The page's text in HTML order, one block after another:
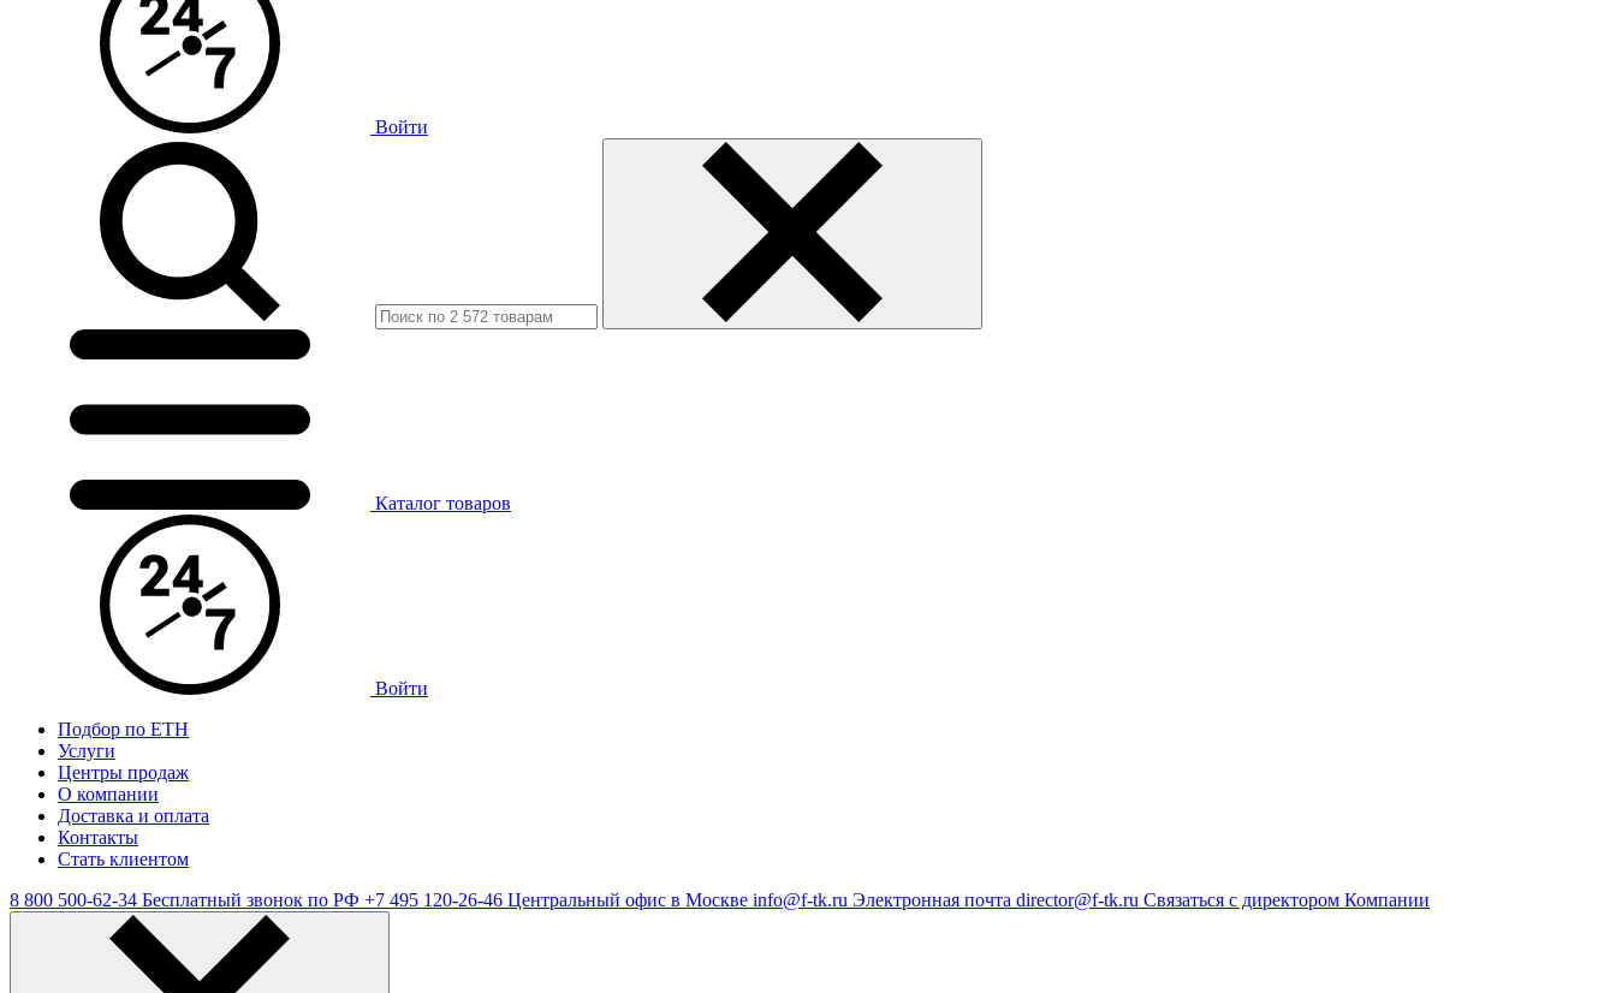
Войти
Каталог товаров
Войти
Подбор по ЕТН
Услуги
Центры продаж
О компании
Доставка и оплата
Контакты
Стать клиентом
8 800 500-62-34 Бесплатный звонок по РФ +7 495 120-26-46 Центральный офис в Москве info@f-tk.ru Электронная почта director@f-tk.ru Связаться с директором Компании